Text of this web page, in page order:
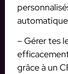
– Gérer tes
grâce à un